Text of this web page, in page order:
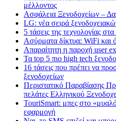
μέλλοντος
Ασφάλεια Ξενοδοχείων –
LG: νέα σειρά
5 τάσεις της τεχνολογίας
Ασύρματα δίκτυα: WiFi και
Απαραίτητη η παροχή user
Τα top 5 πιο high tech
16 τάσεις που πρέπει να
ξενοδοχείων
Περιστατικό Παραβίασης
πελάτες Ελληνικού
TouriSmart: μπες στο
εφαρμογή